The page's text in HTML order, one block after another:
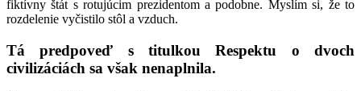
fiktívny štát s rotujúcim prezidentom a podobne. Myslím si, že to
rozdelenie vyčistilo stôl a vzduch.
Tá predpoveď s titulkou Respektu o dvoch
civilizáciách sa však nenaplnila.